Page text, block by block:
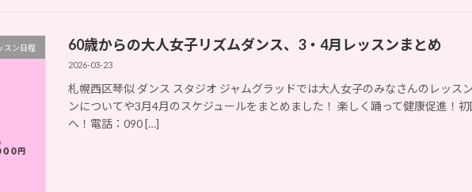
スン日程 60歳からの大人女子リズムダンス、3・4月レッスンまとめ
2026-03-23
札幌西区琴似 ダンス スタジオ ジャムグラッドでは大人女子のみなさんのレッス
ンについてや3月4月のスケジュールをまとめました！ 楽しく踊って健康促進！
へ！電話：090 […]